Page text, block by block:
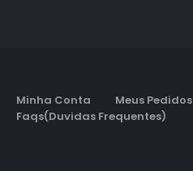
Minha Conta
Meus Pedidos
Faqs(Duvidas Frequentes)